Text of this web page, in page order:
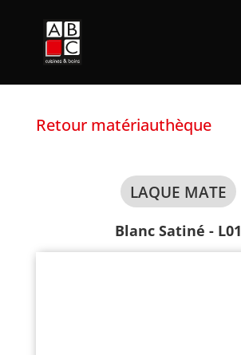
Retour matériauthèque
LAQUE MATE
Blanc Satiné - L01